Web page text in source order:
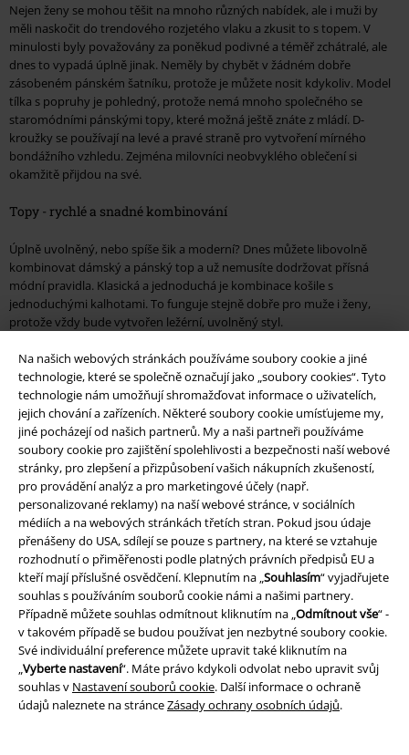
Na našich webových stránkách používáme soubory cookie a jiné
technologie, které se společně označují jako „soubory cookies“. Tyto
technologie nám umožňují shromažďovat informace o uživatelích,
jejich chování a zařízeních. Některé soubory cookie umísťujeme my,
jiné pocházejí od našich partnerů. My a naši partneři používáme
soubory cookie pro zajištění spolehlivosti a bezpečnosti naší webové
stránky, pro zlepšení a přizpůsobení vašich nákupních zkušeností,
pro provádění analýz a pro marketingové účely (např.
personalizované reklamy) na naší webové stránce, v sociálních
médiích a na webových stránkách třetích stran. Pokud jsou údaje
přenášeny do USA, sdílejí se pouze s partnery, na které se vztahuje
rozhodnutí o přiměřenosti podle platných právních předpisů EU a
kteří mají příslušné osvědčení. Klepnutím na „Souhlasím“ vyjadřujete
souhlas s používáním souborů cookie námi a našimi partnery.
Případně můžete souhlas odmítnout kliknutím na „Odmítnout vše“ -
v takovém případě se budou používat jen nezbytné soubory cookie.
Své individuální preference můžete upravit také kliknutím na
„Vyberte nastavení“. Máte právo kdykoli odvolat nebo upravit svůj
souhlas v Nastavení souborů cookie. Další informace o ochraně
údajů naleznete na stránceZásady ochrany osobních údajů.
Nejen ženy se mohou těšit na mnoho různých nabídek, ale i muži by
měli naskočit do trendového rozjetého vlaku a zkusit to s topem. V
minulosti byly považovány za poněkud podivné a téměř zchátralé, ale
dnes to vypadá úplně jinak. Neměly by chybět v žádném dobře
zásobeném pánském šatníku, protože je můžete nosit kdykoliv. Model
tílka s popruhy je pohledný, protože nemá mnoho společného se
staromódními pánskými topy, které možná ještě znáte z mládí. D-
kroužky se používají na levé a pravé straně pro vytvoření mírného
bondážního vzhledu. Zejména milovníci neobvyklého oblečení si
okamžitě přijdou na své.
Topy - rychlé a snadné kombinování
Úplně uvolněný, nebo spíše šik a moderní? Dnes můžete libovolně
kombinovat dámský a pánský top a už nemusíte dodržovat přísná
módní pravidla. Klasická a jednoduchá je kombinace košile s
jednoduchými kalhotami. To funguje stejně dobře pro muže i ženy,
protože vždy bude vytvořen ležérní, uvolněný styl.
Jako žena se můžete rozhodnout i pro sukni, pokud chcete, aby byla
trochu šik. Stačí si obout kozačky, pohodlné tenisky nebo dokonce boty
na vysokém podpatku a váš elegantní, ale přesto mimořádný vzhled je
připraven.
Na druhou stranu kluci se omezují výhradně na jednoduché kalhoty a
džíny. Jsou pohodlné a dobře vypadají. V chladném období se
neobejdete bez mikiny, mikiny nebo kardiganu. Jen se ujistěte, že vždy
vidíte horní část zespodu, protože to je jediný způsob, jak vytvořit wow
efekt. Ale je tu jedna věc, na kterou byste neměli zapomenout ve všem
tom zmatku ohledně nejlepších kombinací: váš vlastní vkus. Noste to,
co se vám líbí, a vytvořte si svůj vlastní styl.
20%
Sleva
E-Mail Newsletter
Získejte 20% slevový poukaz, když se přihlásíte
teď!Více